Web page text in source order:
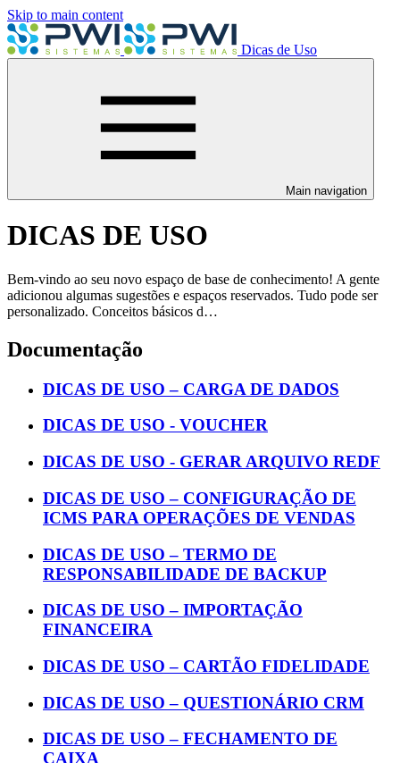
Skip to main content
Dicas de Uso
Main navigation
DICAS DE USO
Bem-vindo ao seu novo espaço de base de conhecimento! A gente
adicionou algumas sugestões e espaços reservados. Tudo pode ser
personalizado. Conceitos básicos d…
Documentação
DICAS DE USO – CARGA DE DADOS
DICAS DE USO - VOUCHER
DICAS DE USO - GERAR ARQUIVO REDF
DICAS DE USO – CONFIGURAÇÃO DE
ICMS PARA OPERAÇÕES DE VENDAS
DICAS DE USO – TERMO DE
RESPONSABILIDADE DE BACKUP
DICAS DE USO – IMPORTAÇÃO
FINANCEIRA
DICAS DE USO – CARTÃO FIDELIDADE
DICAS DE USO – QUESTIONÁRIO CRM
DICAS DE USO – FECHAMENTO DE
CAIXA